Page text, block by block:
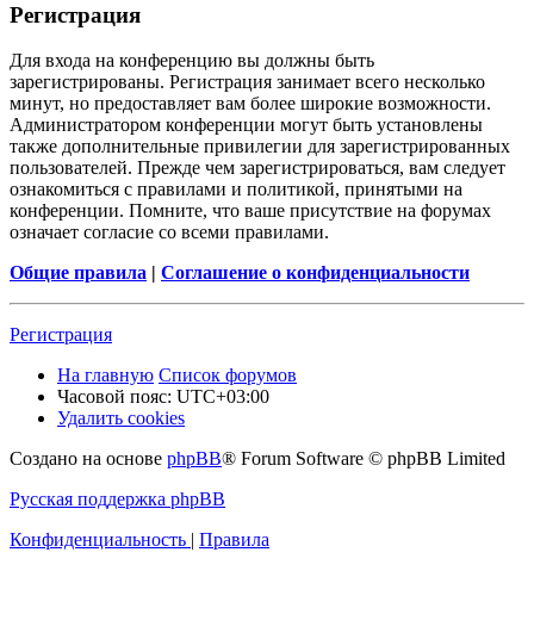
Регистрация
Для входа на конференцию вы должны быть
зарегистрированы. Регистрация занимает всего несколько
минут, но предоставляет вам более широкие возможности.
Администратором конференции могут быть установлены
также дополнительные привилегии для зарегистрированных
пользователей. Прежде чем зарегистрироваться, вам следует
ознакомиться с правилами и политикой, принятыми на
конференции. Помните, что ваше присутствие на форумах
означает согласие со всеми правилами.
Общие правила | Соглашение о конфиденциальности
Регистрация
На главную Список форумов
Часовой пояс: UTC+03:00
Удалить cookies
Создано на основе phpBB® Forum Software © phpBB Limited
Русская поддержка phpBB
Конфиденциальность | Правила